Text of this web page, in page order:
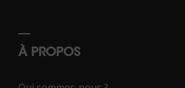
À PROPOS